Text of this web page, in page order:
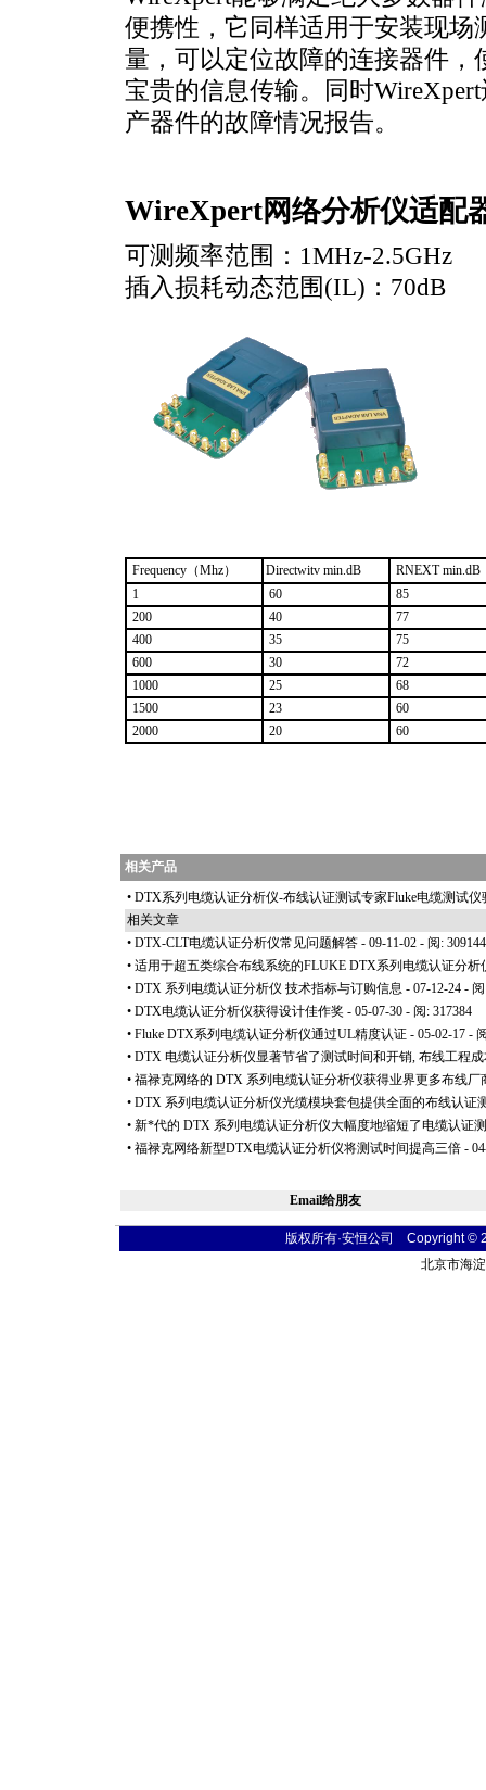
便携性，它同样适用于安装现场
量，可以定位故障的连接器件，
宝贵的信息传输。同时
产器件的故障情况报告。
WireXpert网络分析仪适配
可测频率范围：1MHz-2.5GHz
插入损耗动态范围(IL)：70dB
Frequency（Mhz） Directwitv min.dB
RNEXT min.dB
1
60
85
200
40
77
400
35
75
600
30
72
1000
25
68
1500
23
60
2000
20 60
相关产品
• DTX系列电缆认证分析仪-布线认证测试专家Fluke电缆测试仪
相关文章
• DTX-CLT电缆认证分析仪常见问题解答 - 09-11-02 - 阅: 309144
• 适用于超五类综合布线系统的FLUKE DTX系列电缆认证分析
• DTX 系列电缆认证分析仪 技术指标与订购信息 - 07-12-24 -
• DTX电缆认证分析仪获得设计佳作奖 - 05-07-30 - 阅: 317384
• Fluke DTX系列电缆认证分析仪通过UL精度认证 - 05-02-17 -
• DTX 电缆认证分析仪显著节省了测试时间和开销, 布线工程
• 福禄克网络的 DTX 系列电缆认证分析仪获得业界更多布线厂
• DTX 系列电缆认证分析仪光缆模块套包提供全面的布线认证
• 新*代的 DTX 系列电缆认证分析仪大幅度地缩短了电缆认证
• 福禄克网络新型DTX电缆认证分析仪将测试时间提高三倍 -
Email给朋友
版权所有·安恒公司 Copyright
北京市海